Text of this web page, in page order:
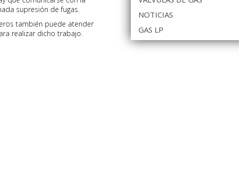
supresión de fugas.
también puede atender
realizar dicho trabajo.
NOTICIAS
GAS LP